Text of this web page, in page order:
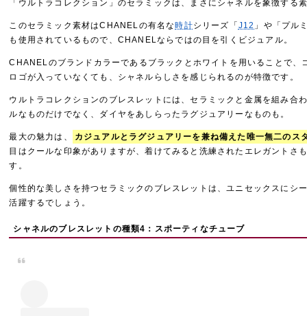
「ウルトラコレクション」のセラミックは、まさにシャネルを象徴する
このセラミック素材はCHANELの有名な時計シリーズ「J12 」や「プル
も使用されているもので、CHANELならではの目を引くビジュアル。
CHANELのブランドカラーであるブラックとホワイトを用いることで、
ロゴが入っていなくても、シャネルらしさを感じられるのが特徴です。
ウルトラコレクションのブレスレットには、セラミックと金属を組み合
ルなものだけでなく、ダイヤをあしらったラグジュアリーなものも。
最大の魅力は、
カジュアルとラグジュアリーを兼ね備えた唯一無二のス
目はクールな印象がありますが、着けてみると洗練されたエレガントさ
す。
個性的な美しさを持つセラミックのブレスレットは、ユニセックスにシ
活躍するでしょう。
シャネルのブレスレットの種類4：スポーティなチューブ